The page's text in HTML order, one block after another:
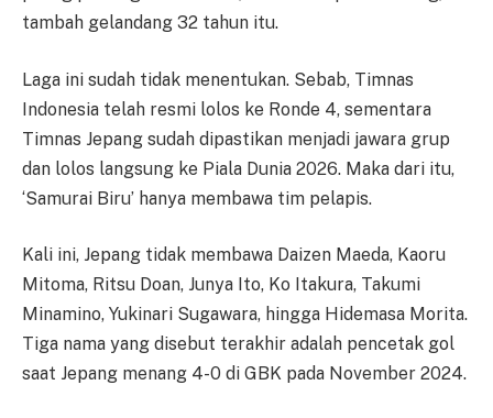
tambah gelandang 32 tahun itu.
Laga ini sudah tidak menentukan. Sebab, Timnas
Indonesia telah resmi lolos ke Ronde 4, sementara
Timnas Jepang sudah dipastikan menjadi jawara grup
dan lolos langsung ke Piala Dunia 2026. Maka dari itu,
‘Samurai Biru’ hanya membawa tim pelapis.
Kali ini, Jepang tidak membawa Daizen Maeda, Kaoru
Mitoma, Ritsu Doan, Junya Ito, Ko Itakura, Takumi
Minamino, Yukinari Sugawara, hingga Hidemasa Morita.
Tiga nama yang disebut terakhir adalah pencetak gol
saat Jepang menang 4-0 di GBK pada November 2024.